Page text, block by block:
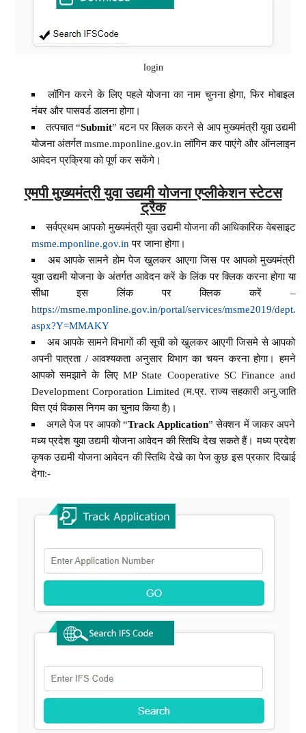
login
लॉगिन करने के लिए पहले योजना का नाम चुनना होगा, फिर मोबाइल
नंबर और पासवर्ड डालना होगा।
तत्पचात “Submit” बटन पर क्लिक करने से आप मुख्यमंत्री युवा उद्यमी
योजना अंतर्गत msme.mponline.gov.in लॉगिन कर पाएंगे और ऑनलाइन
आवेदन प्रक्रिया को पूर्ण कर सकेंगे।
एमपी मुख्यमंत्री युवा उद्यमी योजना एप्लीकेशन स्टेटस
ट्रैक
सर्वप्रथम आपको मुख्यमंत्री युवा उद्यमी योजना की आधिकारिक वेबसाइट
msme.mponline.gov.in पर जाना होगा।
अब आपके सामने होम पेज खुलकर आएगा जिस पर आपको मुख्यमंत्री
युवा उद्यमी योजना के अंतर्गत आवेदन करें के लिंक पर क्लिक करना होगा या
सीधा इस लिंक पर क्लिक करें –
https://msme.mponline.gov.in/portal/services/msme2019/dept.
aspx?Y=MMAKY
अब आपके सामने विभागों की सूची को खुलकर आएगी जिसमे से आपको
अपनी पात्रता / आवश्यकता अनुसार विभाग का चयन करना होगा। हमने
आपको समझाने के लिए MP State Cooperative SC Finance and
Development Corporation Limited (म.प्र. राज्य सहकारी अनु.जाति
वित्त एवं विकास निगम का चुनाव किया है)।
अगले पेज पर आपको “Track Application” सेक्शन में जाकर अपने
मध्य प्रदेश युवा उद्यमी योजना आवेदन की स्तिथि देख सकते हैं। मध्य प्रदेश
कृषक उद्यमी योजना आवेदन की स्तिथि देखे का पेज कुछ इस प्रकार दिखाई
देगा:-